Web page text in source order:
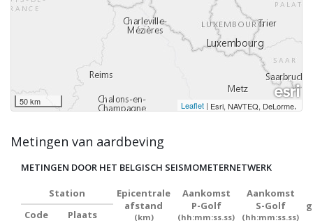
50 km Leaflet | Esri, NAVTEQ, DeLorme,
Metingen van aardbeving
METINGEN DOOR HET BELGISCH SEISMOMETERNETWERK
Station
Epicentrale
afstand
(km)
Aankomst
P-Golf
(hh:mm:ss.ss)
Aankomst
S-Golf
(hh:mm:ss.ss)
Code
Plaats